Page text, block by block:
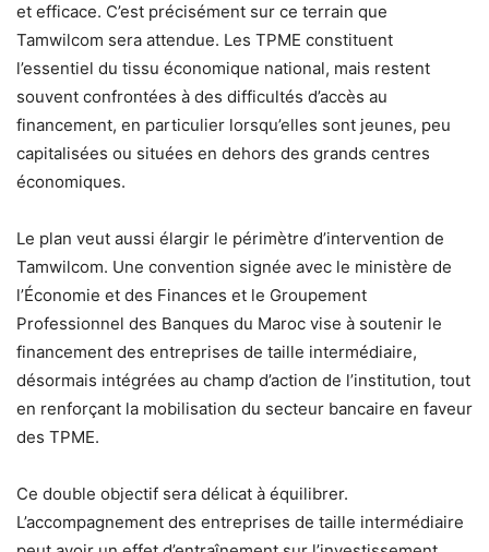
et efficace. C’est précisément sur ce terrain que
Tamwilcom sera attendue. Les TPME constituent
l’essentiel du tissu économique national, mais restent
souvent confrontées à des difficultés d’accès au
financement, en particulier lorsqu’elles sont jeunes, peu
capitalisées ou situées en dehors des grands centres
économiques.
Le plan veut aussi élargir le périmètre d’intervention de
Tamwilcom. Une convention signée avec le ministère de
l’Économie et des Finances et le Groupement
Professionnel des Banques du Maroc vise à soutenir le
financement des entreprises de taille intermédiaire,
désormais intégrées au champ d’action de l’institution, tout
en renforçant la mobilisation du secteur bancaire en faveur
des TPME.
Ce double objectif sera délicat à équilibrer.
L’accompagnement des entreprises de taille intermédiaire